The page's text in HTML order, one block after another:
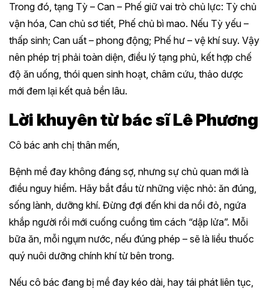
Trong đó, tạng Tỳ – Can – Phế giữ vai trò chủ lực: Tỳ chủ
vận hóa, Can chủ sơ tiết, Phế chủ bì mao. Nếu Tỳ yếu –
thấp sinh; Can uất – phong động; Phế hư – vệ khí suy. Vậy
nên phép trị phải toàn diện, điều lý tạng phủ, kết hợp chế
độ ăn uống, thói quen sinh hoạt, châm cứu, thảo dược
mới đem lại kết quả bền lâu.
Lời khuyên từ bác sĩ Lê Phương
Cô bác anh chị thân mến,
Bệnh mề đay không đáng sợ, nhưng sự chủ quan mới là
điều nguy hiểm. Hãy bắt đầu từ những việc nhỏ: ăn đúng,
sống lành, dưỡng khí. Đừng đợi đến khi da nổi đỏ, ngứa
khắp người rồi mới cuống cuồng tìm cách “dập lửa”. Mỗi
bữa ăn, mỗi ngụm nước, nếu đúng phép – sẽ là liều thuốc
quý nuôi dưỡng chính khí từ bên trong.
Nếu cô bác đang bị mề đay kéo dài, hay tái phát liên tục,